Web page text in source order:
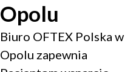
Opolu
Biuro OFTEX Polska w
Opolu zapewnia